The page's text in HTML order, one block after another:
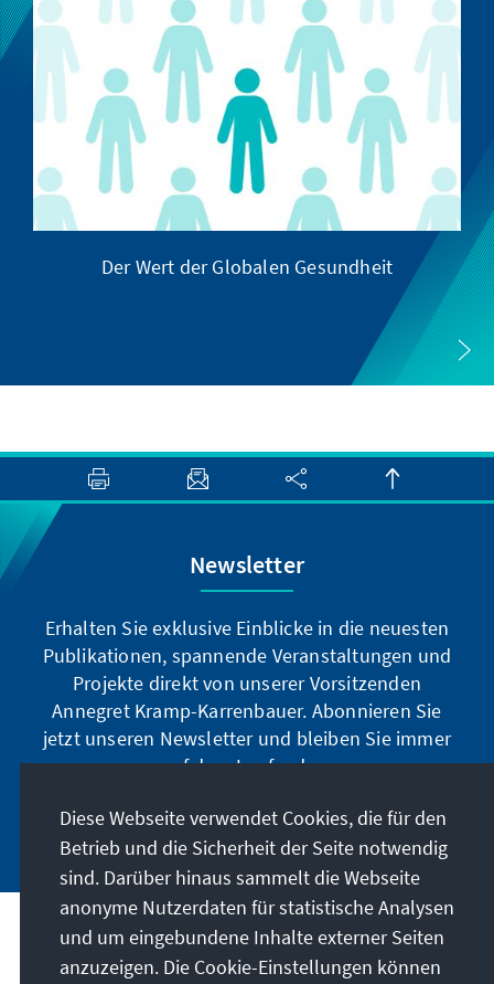
Der Wert der Globalen Gesundheit
Newsletter
Erhalten Sie exklusive Einblicke in die neuesten
Publikationen, spannende Veranstaltungen und
Projekte direkt von unserer Vorsitzenden
Annegret Kramp-Karrenbauer. Abonnieren Sie
jetzt unseren Newsletter und bleiben Sie immer
auf dem Laufenden.
Jetzt abonnieren
Unser Auftrag
Diese Webseite verwendet Cookies, die für den
Betrieb und die Sicherheit der Seite notwendig
sind. Darüber hinaus sammelt die Webseite
anonyme Nutzerdaten für statistische Analysen
und um eingebundene Inhalte externer Seiten
anzuzeigen. Die Cookie-Einstellungen können